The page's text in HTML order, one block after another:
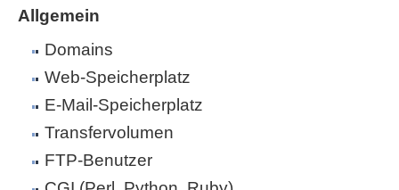
Allgemein
Domains
Web-Speicherplatz
E-Mail-Speicherplatz
Transfervolumen
FTP-Benutzer